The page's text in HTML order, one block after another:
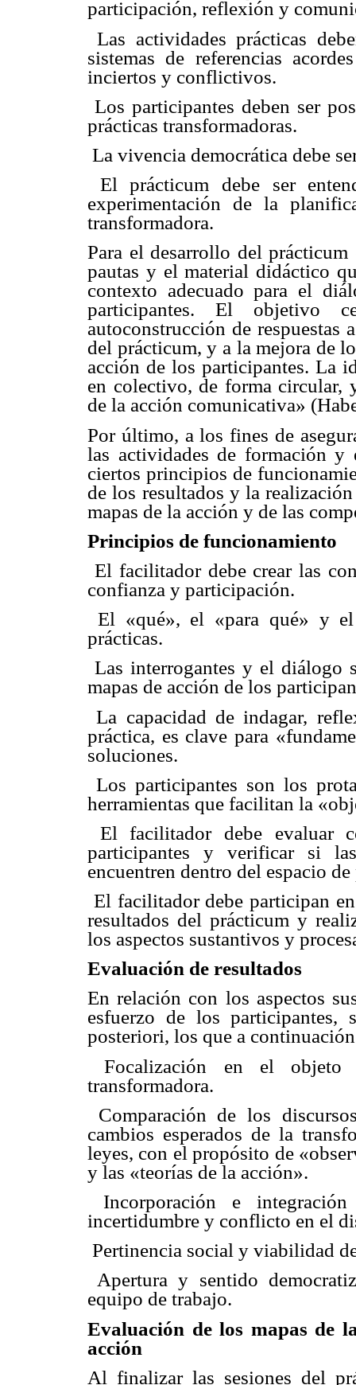
participación, reflexión y
 Las actividades prácticas
sistemas de referencias
inciertos y conflictivos.
 Los participantes deben ser
prácticas transformadoras.
 La vivencia democrática debe
 El prácticum debe ser
experimentación de la
transformadora.
Para el desarrollo del
pautas y el material didáctico
contexto adecuado para el
participantes. El objetivo
autoconstrucción de respuestas
del prácticum, y a la mejora de
acción de los participantes. La
en colectivo, de forma circular,
de la acción comunicativa»
Por último, a los fines de
las actividades de formación y
ciertos principios de
de los resultados y la
mapas de la acción y de las
Principios de funcionamiento
 El facilitador debe crear las
confianza y participación.
 El «qué», el «para qué» y
prácticas.
 Las interrogantes y el
mapas de acción de los
 La capacidad de indagar,
práctica, es clave para
soluciones.
 Los participantes son los
herramientas que facilitan la
 El facilitador debe evaluar
participantes y verificar si
encuentren dentro del espacio
 El facilitador debe participan
resultados del prácticum y
los aspectos sustantivos y
Evaluación de resultados
En relación con los aspectos
esfuerzo de los participantes,
posteriori, los que a
 Focalización en el
transformadora.
 Comparación de los
cambios esperados de la
leyes, con el propósito de
y las «teorías de la acción».
 Incorporación e
incertidumbre y conflicto en el
 Pertinencia social y viabilidad
 Apertura y sentido
equipo de trabajo.
Evaluación de los mapas de
acción
Al finalizar las sesiones del